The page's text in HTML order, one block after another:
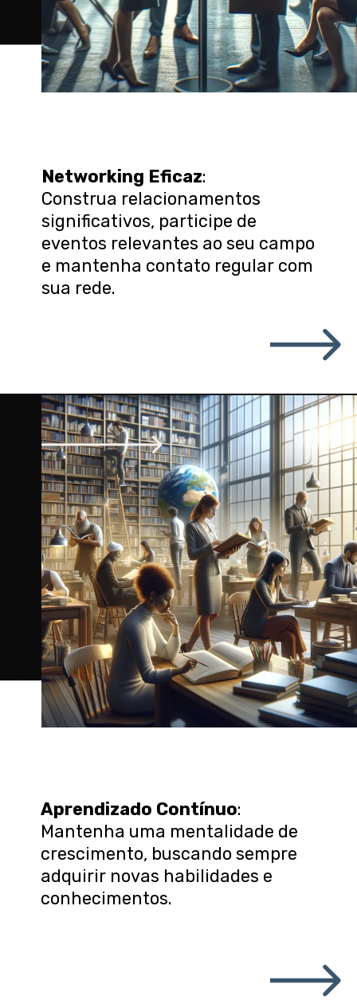
Networking Eficaz:
Construa relacionamentos
significativos, participe de
eventos relevantes ao seu campo
e mantenha contato regular com
sua rede.
Aprendizado Contínuo:
Mantenha uma mentalidade de
crescimento, buscando sempre
adquirir novas habilidades e
conhecimentos.